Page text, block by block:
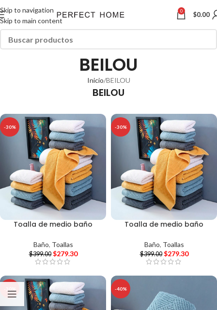
Skip to navigation
Skip to main content
0 $0.00
BEILOU
Inicio BEILOU
BEILOU
-30%
Toalla de medio baño
Baño, Toallas
$399.00 $279.30
-30%
Toalla de medio baño
Baño, Toallas
$399.00 $279.30
-40%